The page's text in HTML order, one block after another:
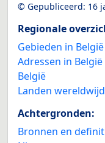
© Gepubliceerd: 16
Regionale
Gebieden in België
Adressen in België
België
Landen wereldwijd
Achtergronden:
Bronnen en